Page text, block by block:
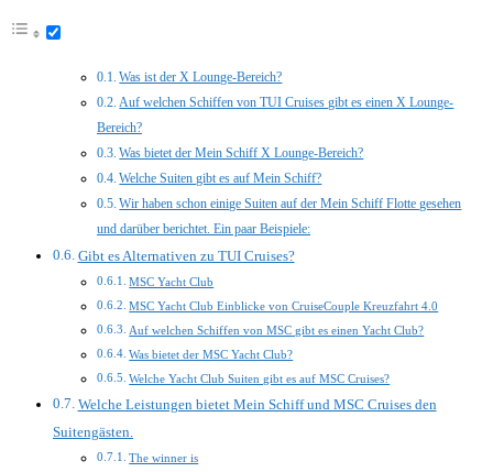
Was ist der X Lounge-Bereich?
Auf welchen Schiffen von TUI Cruises gibt es einen X Lounge-
Bereich?
Was bietet der Mein Schiff X Lounge-Bereich?
Welche Suiten gibt es auf Mein Schiff?
Wir haben schon einige Suiten auf der Mein Schiff Flotte gesehen
und darüber berichtet. Ein paar Beispiele:
Gibt es Alternativen zu TUI Cruises?
MSC Yacht Club
MSC Yacht Club Einblicke von CruiseCouple Kreuzfahrt 4.0
Auf welchen Schiffen von MSC gibt es einen Yacht Club?
Was bietet der MSC Yacht Club?
Welche Yacht Club Suiten gibt es auf MSC Cruises?
Welche Leistungen bietet Mein Schiff und MSC Cruises den
Suitengästen.
The winner is